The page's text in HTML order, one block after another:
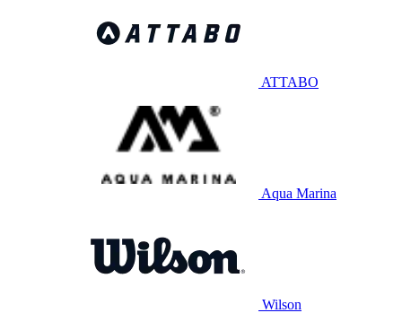
ATTABO
Aqua Marina
Wilson